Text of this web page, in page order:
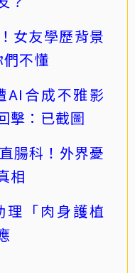
女友學歷背景
不懂
AI合成不雅影
擊：已截圖
腸科！外界憂
相
理「肉身護植